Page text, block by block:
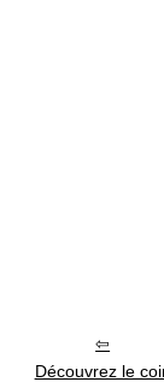
Découvrez le